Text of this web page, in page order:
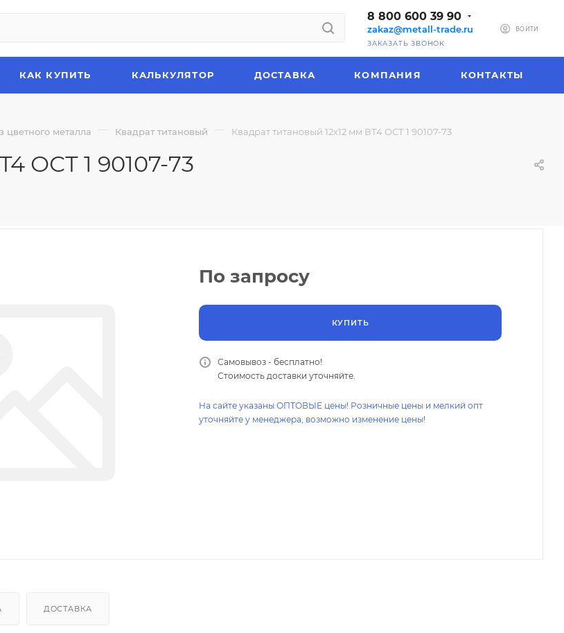
8 800 600 39 90
zakaz@metall-trade.ru
ЗАКАЗАТЬ ЗВОНОК
ВОЙТИ
КАК КУПИТЬ КАЛЬКУЛЯТОР ДОСТАВКА КОМПАНИЯ КОНТАКТЫ
цветного металла — Квадрат титановый — Квадрат титановый 12х12 мм ВТ4 ОСТ 1 90107-73
ОСТ 1 90107-73
По запросу
КУПИТЬ
Самовывоз - бесплатно!
Стоимость доставки уточняйте.
На сайте указаны ОПТОВЫЕ цены! Розничные цены и мелкий опт
уточняйте у менеджера, возможно изменение цены!
ДОСТАВКА